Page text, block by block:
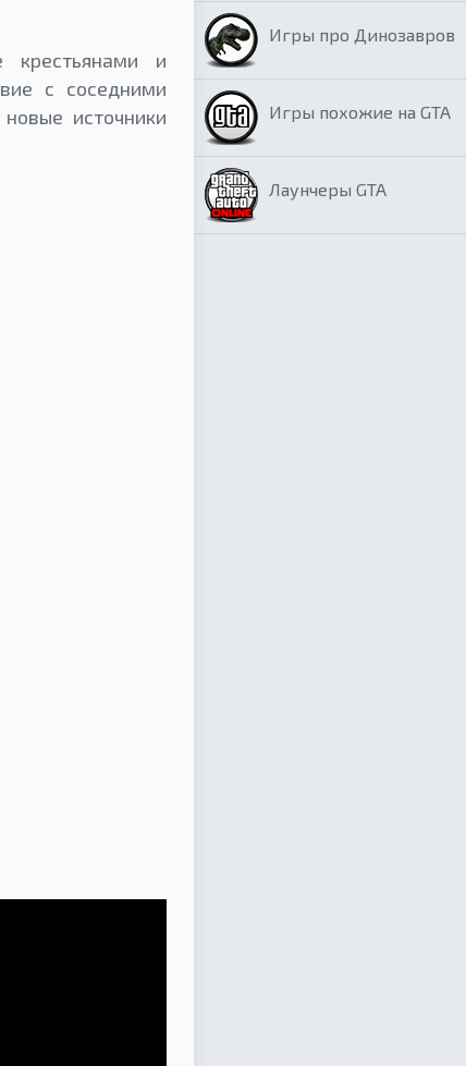
крестьянами и
с соседними
источники
Игры про Динозавров
Игры похожие на GTA
Лаунчеры GTA